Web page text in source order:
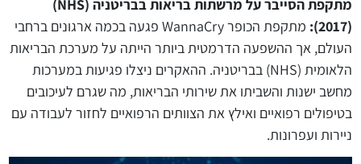
מתקפת הסייבר על מרשתות בריאות בבריטניה (NHS)
(2017):
מתקפת הכופר WannaCry פגעה בכמה ארגונים ברחבי
העולם, אך ההשפעה הדרמטית ביותר הייתה על מערכת הבריאות
הלאומית (NHS) בבריטניה. ההאקרים ניצלו פגיעות במערכות
מחשב ישנות והשביתו את שירותי הבריאות, מה שגרם לעיכובים
בטיפולים רפואיים ואילץ את הצוותים הרפואיים לחזור לעבודה עם
ניירות ועפרונות.